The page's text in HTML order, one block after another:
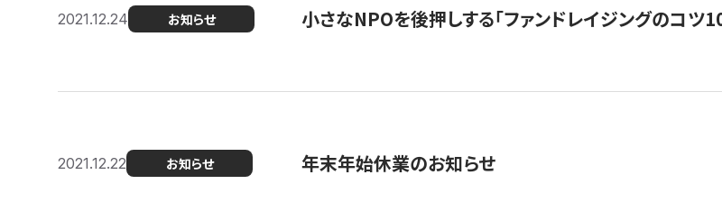
2021.12.24 お知らせ 小さなNPOを後押しする「ファンドレイジングのコツ
2021.12.22 お知らせ 年末年始休業のお知らせ